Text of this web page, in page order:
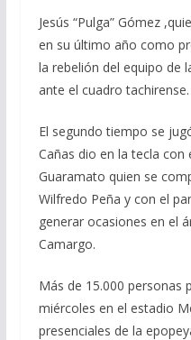
Jesús “Pulga” Gómez
en su último año como
la rebelión del equipo de
ante el cuadro tachirense.
El segundo tiempo se
Cañas dio en la tecla
Guaramato quien se
Wilfredo Peña y con el
generar ocasiones en el
Camargo.
Más de 15.000 personas
miércoles en el estadio
presenciales de la